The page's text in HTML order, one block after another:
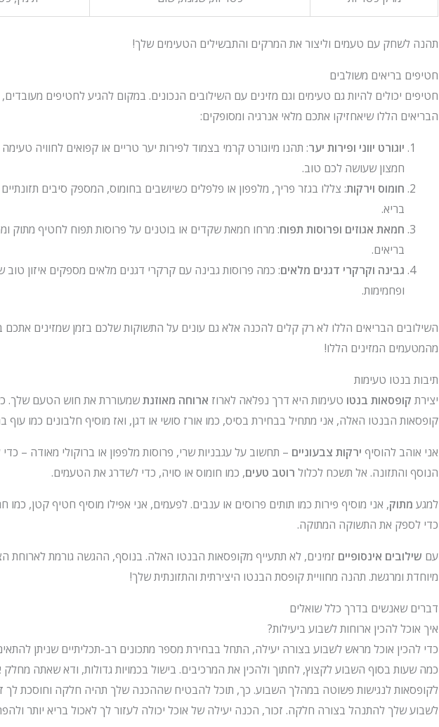
תהנה לשחק עם טעמים וליצור את המרקים והתבשילים הטעימים שלך!
חטיפים בריאים משולבים
חטיפים יכולים להיות גם טעימים וגם מזינים עם השילובים הנכונים. במקום להגיע לחטיפים
הבריאים הללו שיאחזיקו אתכם מלאי אנרגיה ומסופקים:
יוגורט יווני ופירות יער: תהנו מיוגורט קרמי בצמוד לפירות יער טריים או קפואים לחוויה טעימה
חמצון שעושה לכם טוב.
חומוס וירקות: צללו בגזר פריך, מלפפון או פלפלים כשיושבים בחומוס, המספק סיבים
בריא.
חמאת אגוזים ופרוסות תפוח: מרחו חמאת שקדים או בוטנים על פרוסות תפוח לחטיף מתוק
בריאים.
גבינה וקרקרי דגנים מלאים: כמה פרוסות גבינה עם קרקרי דגנים מלאים מספקים איזון טוב
ופחמימות.
השילובים הבריאים הללו לא רק קלים להכנה אלא גם עונים על התשוקות שלכם בזמן שמזינים אתכם
מהמטעמים המזינים הללו!
תיבות בנטו טעימות
יצירת קופסאות בנטו טעימות היא דרך נפלאה לארוז ארוחה מאוזנתשמעוררת את חוש הטעם שלך.
קופסאות הבנטו האלה, אני מתחיל בבחירת בסיס, כמו אורז סושי או דגן, ואז מוסיף חלבונים כמו עוף
אני אוהב להוסיף ירקות צבעוניים – תחשוב על עגבניות שרי, פרוסות מלפפון או ברוקולי מאודה –
הנוסף והתזונה. אל תשכח לכלול רוטב טעים, כמו חומוס או סויה, כדי לשדרג את הטעמים.
למגע מתוק, אני מוסיף פירות כמו תותים פרוסים או ענבים. לפעמים, אני אפילו מוסיף חטיף קטן, כמו
כדי לספק את התשוקה המתוקה.
עם שילובים אינסופיים זמינים, לא תתעייף מקופסאות הבנטו האלה. בנוסף, ההגשה גורמת לארוחת
מיוחדת ומרגשת. תהנה מחוויית קופסת הבנטו היצירתית והתזונתית שלך!
דברים שאנשים בדרך כלל שואלים
איך אוכל להכין ארוחות לשבוע ביעילות?
כדי להכין אוכל מראש לשבוע בצורה יעילה, התחל בבחירת מספר מתכונים רב-תכליתיים שניתן
כמה שעות בסוף השבוע לקצוץ, לחתוך ולהכין את המרכיבים. בישול בכמויות גדולות, ודא שאתה
לקופסאות לנגישות פשוטה במהלך השבוע. כך, תוכל להבטיח שההכנה שלך תהיה חלקה וחוסכת לך
לשבוע שלך להתנהל בצורה חלקה. זכור, הכנה יעילה של אוכל יכולה לעזור לך לאכול בריא יותר